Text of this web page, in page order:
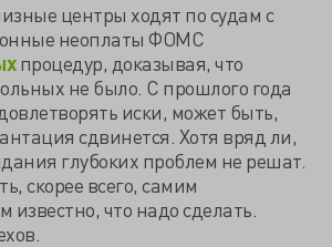
центры ходят по судам с
неоплаты ФОМС
процедур, доказывая, что
не было. С прошлого года
иски, может быть,
сдвинется. Хотя вряд ли,
глубоких проблем не решат.
скорее всего, самим
известно, что надо сделать.